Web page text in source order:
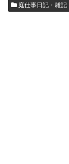
庭仕事日記・雑記